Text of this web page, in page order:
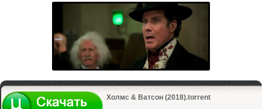
Холмс & Ватсон (2018).torrent